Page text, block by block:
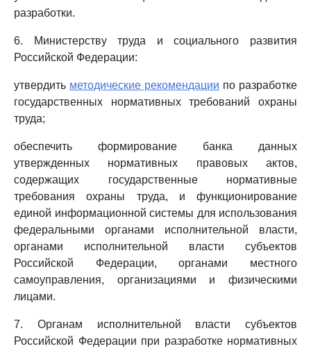
разработки.
6. Министерству труда и социального развития
Российской Федерации:
утвердить методические рекомендации по разработке
государственных нормативных требований охраны
труда;
обеспечить формирование банка данных
утвержденных нормативных правовых актов,
содержащих государственные нормативные
требования охраны труда, и функционирование
единой информационной системы для использования
федеральными органами исполнительной власти,
органами исполнительной власти субъектов
Российской Федерации, органами местного
самоуправления, организациями и физическими
лицами.
7. Органам исполнительной власти субъектов
Российской Федерации при разработке нормативных